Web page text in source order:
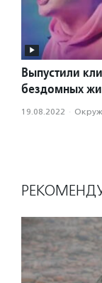
Выпустили
бездомных
19.08.2022 ·